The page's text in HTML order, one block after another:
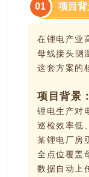
01 项目
在锂电产业
母线接头测
这套方案的
项目背景
锂电生产对
巡检效率低
某锂电厂房
全点位覆盖
数据自动上